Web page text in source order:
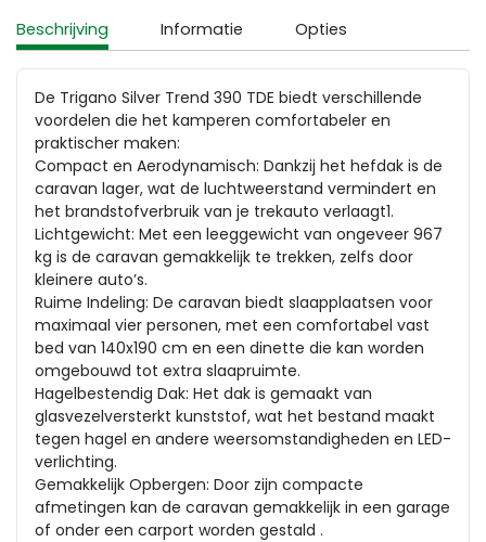
Beschrijving Informatie Opties
De Trigano Silver Trend 390 TDE biedt verschillende
voordelen die het kamperen comfortabeler en
praktischer maken:
Compact en Aerodynamisch: Dankzij het hefdak is de
caravan lager, wat de luchtweerstand vermindert en
het brandstofverbruik van je trekauto verlaagt1.
Lichtgewicht: Met een leeggewicht van ongeveer 967
kg is de caravan gemakkelijk te trekken, zelfs door
kleinere auto’s.
Ruime Indeling: De caravan biedt slaapplaatsen voor
maximaal vier personen, met een comfortabel vast
bed van 140x190 cm en een dinette die kan worden
omgebouwd tot extra slaapruimte.
Hagelbestendig Dak: Het dak is gemaakt van
glasvezelversterkt kunststof, wat het bestand maakt
tegen hagel en andere weersomstandigheden en LED-
verlichting.
Gemakkelijk Opbergen: Door zijn compacte
afmetingen kan de caravan gemakkelijk in een garage
of onder een carport worden gestald .